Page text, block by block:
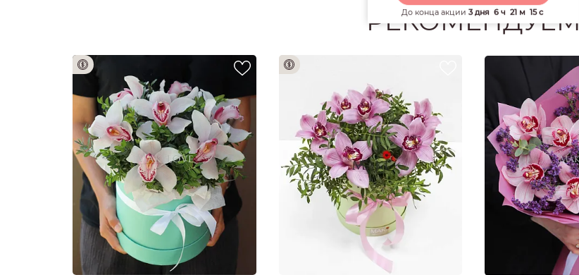
РЕКОМЕНДУЕМ
Предоплата 100%
До конца акции 3 дня 6 ч 21 м 14 с